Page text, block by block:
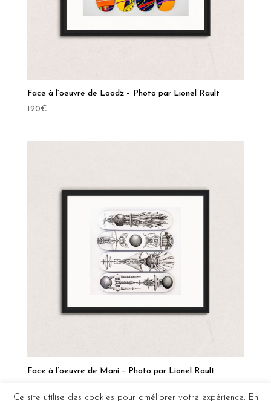
Face à l’oeuvre de Loodz – Photo par Lionel Rault
120€
Face à l’oeuvre de Mani – Photo par Lionel Rault
Ce site utilise des cookies pour améliorer votre expérience. En